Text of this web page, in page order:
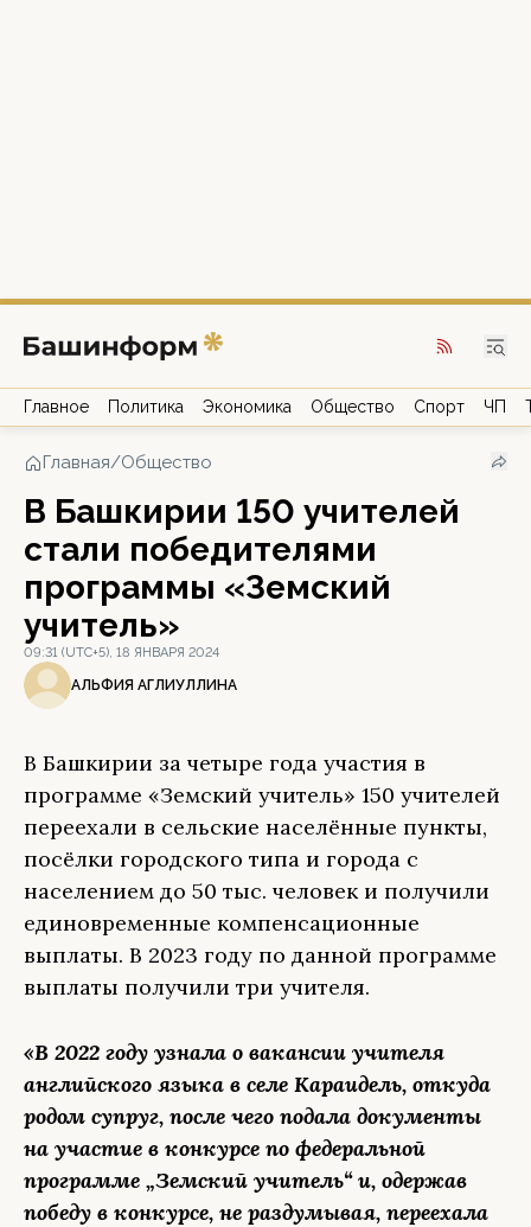
Главное Политика Экономика Общество Спорт ЧП
Главная/Общество
В Башкирии 150 учителей
стали победителями
программы «Земский
учитель»
09:31 (UTC+5), 18 ЯНВАРЯ 2024
АЛЬФИЯ АГЛИУЛЛИНА
В Башкирии за четыре года участия в
программе «Земский учитель» 150 учителей
переехали в сельские населённые пункты,
посёлки городского типа и города с
населением до 50 тыс. человек и получили
единовременные компенсационные
выплаты. В 2023 году по данной программе
выплаты получили три учителя.
«В 2022 году узнала о вакансии учителя
английского языка в селе Караидель, откуда
родом супруг, после чего подала документы
на участие в конкурсе по федеральной
программе „Земский учитель“ и, одержав
победу в конкурсе, не раздумывая, переехала